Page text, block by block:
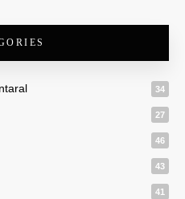
34
27
46
43
41